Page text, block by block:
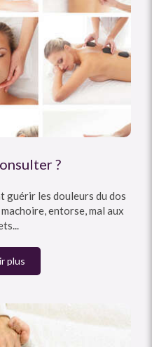
?
guérir les douleurs du dos
entorse, mal aux
plus